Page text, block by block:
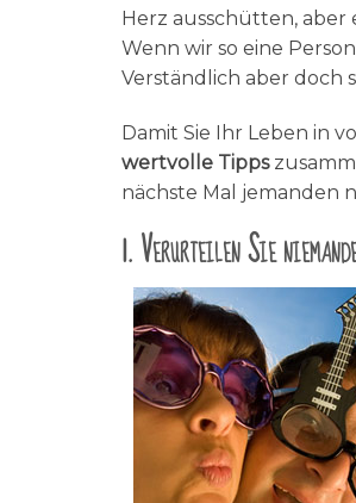
Herz ausschütten, aber
Wenn wir so eine
Verständlich aber doch
Damit Sie Ihr Leben in
wertvolle Tipps
nächste Mal jemanden
1. Verurteilen Sie